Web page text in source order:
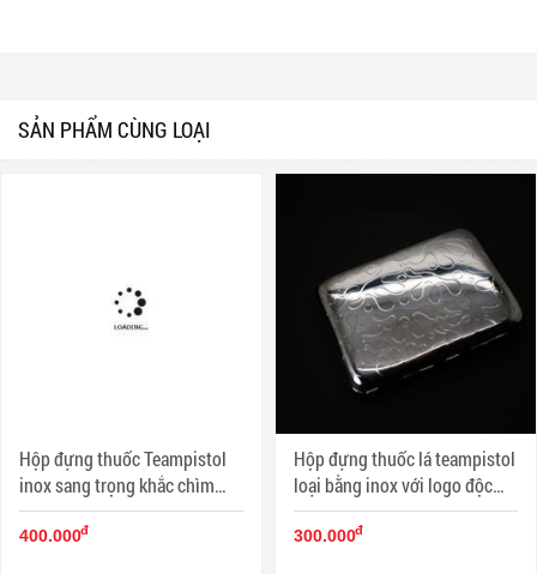
SẢN PHẨM CÙNG LOẠI
Hộp đựng thuốc Teampistol
inox sang trọng khắc chìm
chiếc lá Canabis (loại 16 điếu)
400.000đ
Hộp đựng thuốc lá teampistol
loại bằng inox với logo độc
đáo đẹp mắt (16 điếu)
300.000đ